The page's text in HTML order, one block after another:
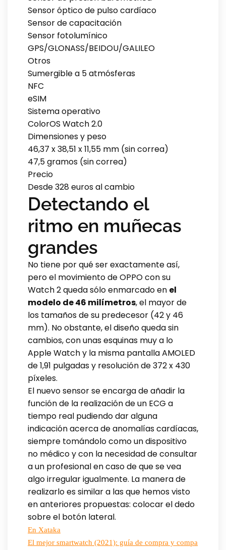
Sensor óptico de pulso cardíaco
Sensor de capacitación
Sensor fotolumínico
GPS/GLONASS/BEIDOU/GALILEO
Otros
Sumergible a 5 atmósferas
NFC
eSIM
Sistema operativo
ColorOS Watch 2.0
Dimensiones y peso
46,37 x 38,51 x 11,55 mm (sin correa)
47,5 gramos (sin correa)
Precio
Desde 328 euros al cambio
Detectando el
ritmo en muñecas
grandes
No tiene por qué ser exactamente así,
pero el movimiento de OPPO con su
Watch 2 queda sólo enmarcado en el
modelo de 46 milímetros, el mayor de
los tamaños de su predecesor (42 y 46
mm). No obstante, el diseño queda sin
cambios, con unas esquinas muy a lo
Apple Watch y la misma pantalla AMOLED
de 1,91 pulgadas y resolución de 372 x 430
píxeles.
El nuevo sensor se encarga de añadir la
función de la realización de un ECG a
tiempo real pudiendo dar alguna
indicación acerca de anomalías cardíacas,
siempre tomándolo como un dispositivo
no médico y con la necesidad de consultar
a un profesional en caso de que se vea
algo irregular igualmente. La manera de
realizarlo es similar a las que hemos visto
en anteriores propuestas: colocar el dedo
sobre el botón lateral.
En Xataka
El mejor smartwatch (2021): guía de compra y compa